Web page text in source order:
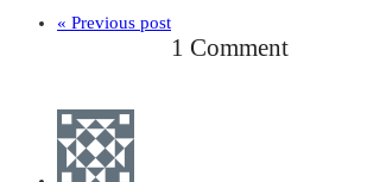
« Previous post
1 Comment